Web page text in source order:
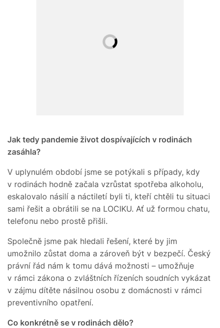
Jak tedy pandemie život dospívajících v rodinách
zasáhla?
V uplynulém období jsme se potýkali s případy, kdy
v rodinách hodně začala vzrůstat spotřeba alkoholu,
eskalovalo násilí a náctiletí byli ti, kteří chtěli tu situaci
sami řešit a obrátili se na LOCIKU. Ať už formou chatu,
telefonu nebo prostě přišli.
Společně jsme pak hledali řešení, které by jim
umožnilo zůstat doma a zároveň být v bezpečí. Český
právní řád nám k tomu dává možnosti – umožňuje
v rámci zákona o zvláštních řízeních soudních vykázat
v zájmu dítěte násilnou osobu z domácnosti v rámci
preventivního opatření.
Co konkrétně se v rodinách dělo?